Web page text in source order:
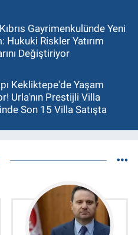
Gayrimenkulünde Yeni
Hukuki Riskler Yatırım
Değiştiriyor
Kekliktepe'de Yaşam
Urla'nın Prestijli Villa
Son 15 Villa Satışta